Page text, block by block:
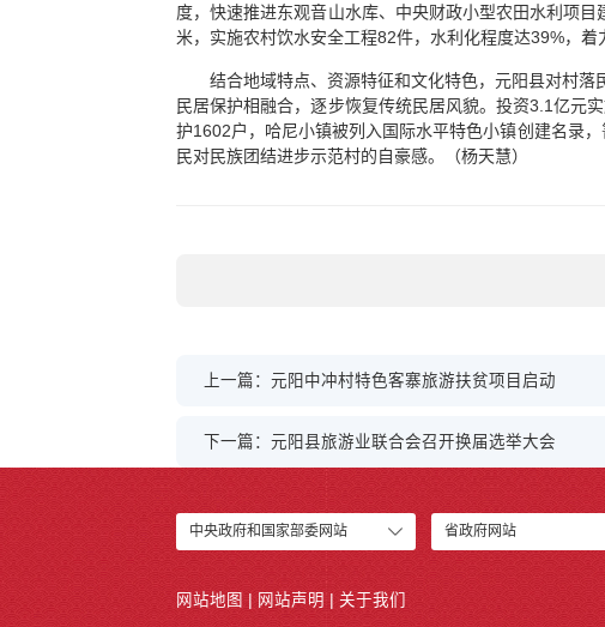
度，快速推进东观音山水库、中央财政小型农田水利项
米，实施农村饮水安全工程82件，水利化程度达39%，
结合地域特点、资源特征和文化特色，元阳县对村
民居保护相融合，逐步恢复传统民居风貌。投资3.1亿元
护1602户，哈尼小镇被列入国际水平特色小镇创建名录
民对民族团结进步示范村的自豪感。（杨天慧）
上一篇：元阳中冲村特色客寨旅游扶贫项目启动
下一篇：元阳县旅游业联合会召开换届选举大会
中央政府和国家部委网站 省政府网站
网站地图 网站声明 关于我们